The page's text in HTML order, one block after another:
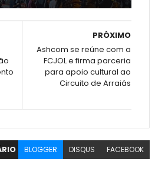
PRÓXIMO
Ashcom se reúne com a
FCJOL e firma parceria
para apoio cultural ao
Circuito de Arraiás
BLOGGER DISQUS FACEBOOK